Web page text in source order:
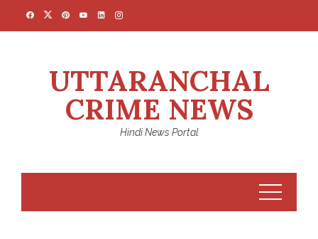
UTTARANCHAL
CRIME NEWS
Hindi News Portal